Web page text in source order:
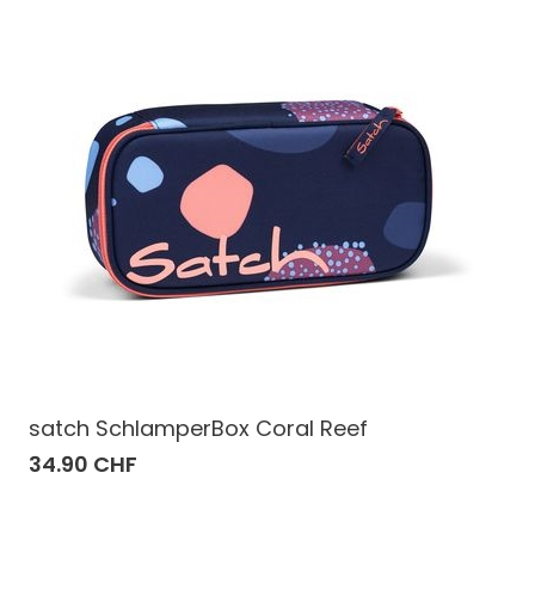
satch SchlamperBox Coral Reef
34.90 CHF